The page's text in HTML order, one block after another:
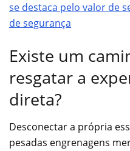
se destaca pelo valor de
de segurança
Existe um
resgatar a
direta?
Desconectar a própria
pesadas engrenagens